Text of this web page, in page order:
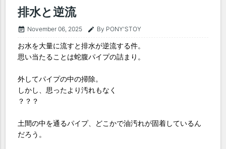
排水と逆流
event_note November 06, 2025 edit By PONY'STOY
お水を大量に流すと排水が逆流する件。
思い当たることは蛇腹パイプの詰まり。
外してパイプの中の掃除。
しかし、思ったより汚れもなく
？？？
土間の中を通るパイプ、どこかで油汚れが固着しているん
だろう。